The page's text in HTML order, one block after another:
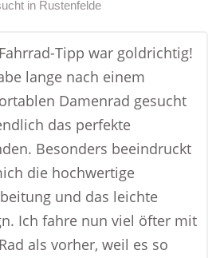
in Rustenfelde
Tipp war goldrichtig!
lange nach einem
Damenrad gesucht
das perfekte
Besonders beeindruckt
die hochwertige
und das leichte
Ich fahre nun viel öfter mit
als vorher, weil es so